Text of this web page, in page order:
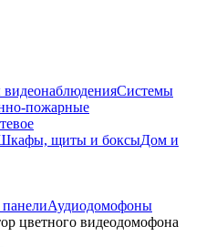
Системы
пожарные
щиты и боксыДом и
Аудиодомофоны
цветного видеодомофона